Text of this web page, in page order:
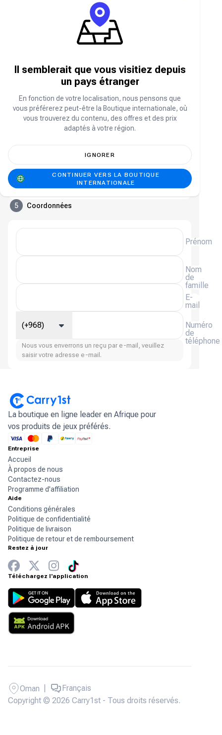
Google Pay
Payez en cryptomonnaie
Achetez des packs supérieurs pour
Facultatif)
Ajouter un code promo
Connexion requise
5 Coordonnées
Prénom
Nom
de
famille
E-
mail
Numéro
de
téléphone
(+968)
Nous vous enverrons un reçu par e-mail, veuillez
saisir votre adresse e-mail.
La boutique en ligne leader en Afrique pour
vos produits de jeux préférés.
Entreprise
Accueil
À propos de nous
Contactez-nous
Programme d'affiliation
Aide
Conditions générales
Politique de confidentialité
Politique de livraison
Politique de retour et de remboursement
Restez à jour
Téléchargez l'application
Copyright © 2026 Carry1st - Tous droits réservés.
Oman Français
Il semblerait que vous visitiez depuis
un pays étranger
En fonction de votre localisation, nous pensons que
vous préférerez peut-être la Boutique internationale, où
vous trouverez du contenu, des offres et des prix
adaptés à votre région.
IGNORER
CONTINUER VERS LA BOUTIQUE
INTERNATIONALE